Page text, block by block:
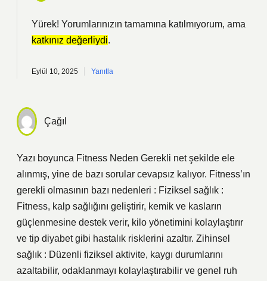
Yürek! Yorumlarınızın tamamına katılmıyorum, ama
katkınız değerliydi.
Eylül 10, 2025 Yanıtla
Yazı boyunca Fitness Neden Gerekli net şekilde ele
alınmış, yine de bazı sorular cevapsız kalıyor. Fitness’ın
gerekli olmasının bazı nedenleri : Fiziksel sağlık :
Fitness, kalp sağlığını geliştirir, kemik ve kasların
güçlenmesine destek verir, kilo yönetimini kolaylaştırır
ve tip diyabet gibi hastalık risklerini azaltır. Zihinsel
sağlık : Düzenli fiziksel aktivite, kaygı durumlarını
azaltabilir, odaklanmayı kolaylaştırabilir ve genel ruh